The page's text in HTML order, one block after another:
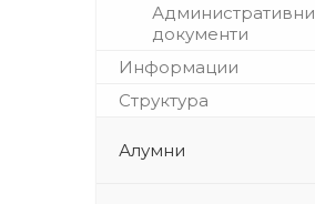
Административни
документи
Информации
Структура
Алумни